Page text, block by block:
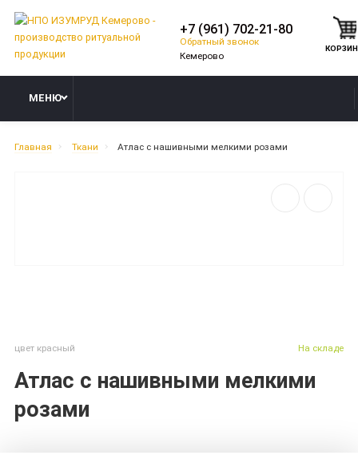
+7 (961) 702-21-80
Обратный звонок
МЕНЮ
Главная Ткани Атлас с нашивными мелкими розами
цвет красный
Атлас с нашивными мелкими
розами
На складе